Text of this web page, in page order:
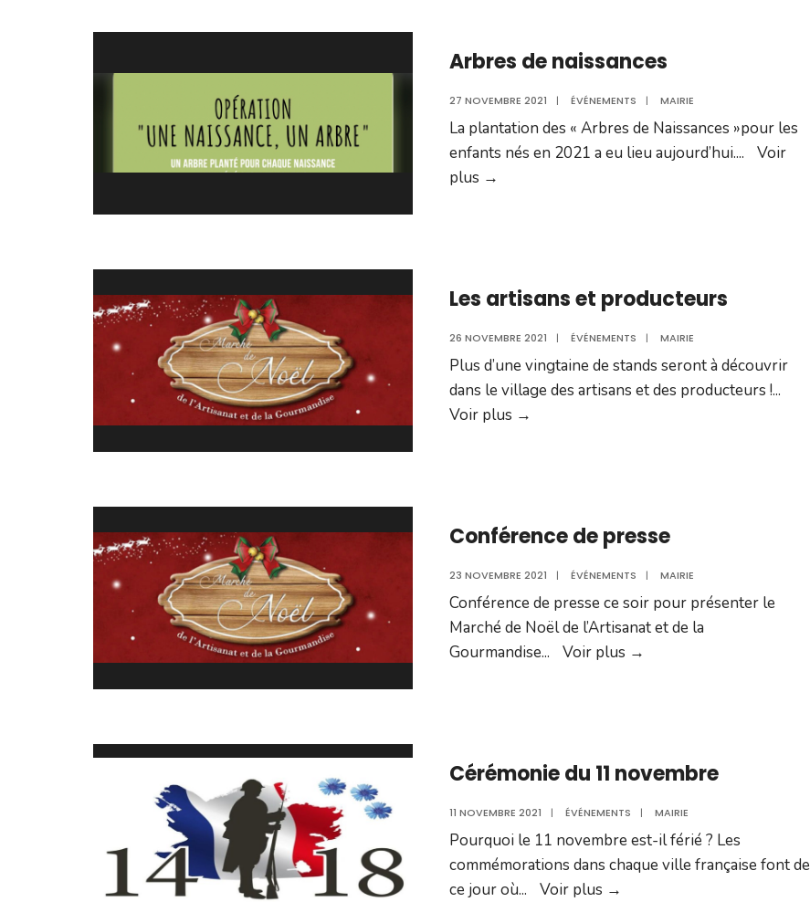
Arbres de naissances
27 NOVEMBRE 2021 | ÉVÉNEMENTS | MAIRIE
La plantation des « Arbres de Naissances »pour les
enfants nés en 2021 a eu lieu aujourd’hui....
Voir
plus →
Les artisans et producteurs
26 NOVEMBRE 2021 | ÉVÉNEMENTS | MAIRIE
Plus d’une vingtaine de stands seront à découvrir
dans le village des artisans et des producteurs !...
Voir plus →
Conférence de presse
23 NOVEMBRE 2021 | ÉVÉNEMENTS | MAIRIE
Conférence de presse ce soir pour présenter le
Marché de Noël de l’Artisanat et de la
Gourmandise... Voir plus →
Cérémonie du 11 novembre
11 NOVEMBRE 2021 | ÉVÉNEMENTS | MAIRIE
Pourquoi le 11 novembre est-il férié ? Les
commémorations dans chaque ville française font de
ce jour où... Voir plus →